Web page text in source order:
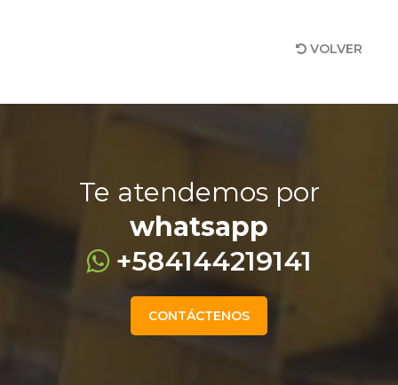
VOLVER
Te atendemos por
whatsapp
+584144219141
CONTÁCTENOS